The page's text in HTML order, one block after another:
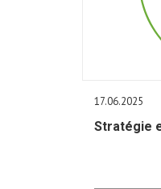
17.06.2025
Stratégie